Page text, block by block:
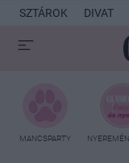
SZTÁROK DIVAT
MANCSPARTY